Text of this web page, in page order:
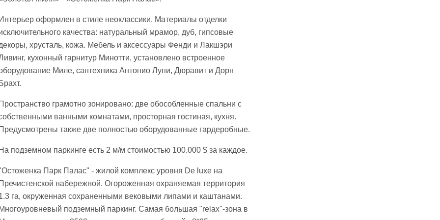
Интерьер оформлен в стиле неоклассики. Материалы отделки
качества: натуральный мрамор, дуб, гипсовые
хрусталь, кожа. Мебель и аксессуары Фенди и Лакшэри
кухонный гарнитур Минотти, установлено встроенное
Миле, сантехника Антонио Лупи, Дюравит и Дорн
Брахт.
Пространство грамотно зонировано: две обособленные спальни с
ванными комнатами, просторная гостиная, кухня.
Предусмотрены также две полностью оборудованные гардеробные.
На подземном паркинге есть 2 м/м стоимостью 100.000 $ за каждое.
Парк Палас" - жилой комплекс уровня De luxe на
Пречистенской набережной. Огороженная охраняемая территория
га, окруженная сохраненными вековыми липами и каштанами.
Многоуровневый подземный паркинг. Самая большая "relax"-зона в